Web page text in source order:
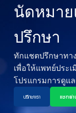
นัดหมาย
ปรึกษา
ทักแชตปรึกษาทา
เพื่อให้แพทย์ประ
โปรแกรมการดูแ
ปรึกษาเรา
แชทผ่